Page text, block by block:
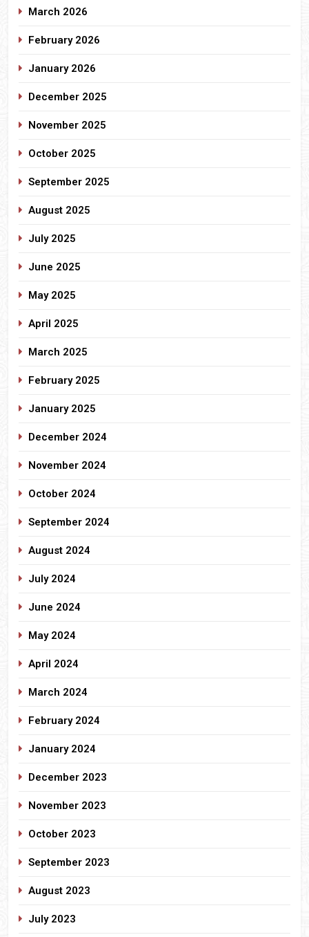
March 2026
February 2026
January 2026
December 2025
November 2025
October 2025
September 2025
August 2025
July 2025
June 2025
May 2025
April 2025
March 2025
February 2025
January 2025
December 2024
November 2024
October 2024
September 2024
August 2024
July 2024
June 2024
May 2024
April 2024
March 2024
February 2024
January 2024
December 2023
November 2023
October 2023
September 2023
August 2023
July 2023